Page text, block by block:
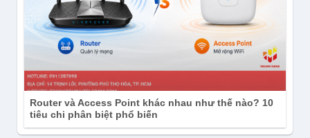
Router và Access Point khác nhau như thế nào? 10
tiêu chi phân biệt phổ biến